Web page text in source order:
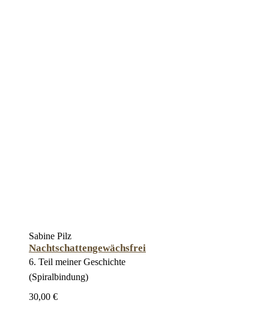
Sabine Pilz
Nachtschattengewächsfrei
6. Teil meiner Geschichte
(Spiralbindung)
30,00 €